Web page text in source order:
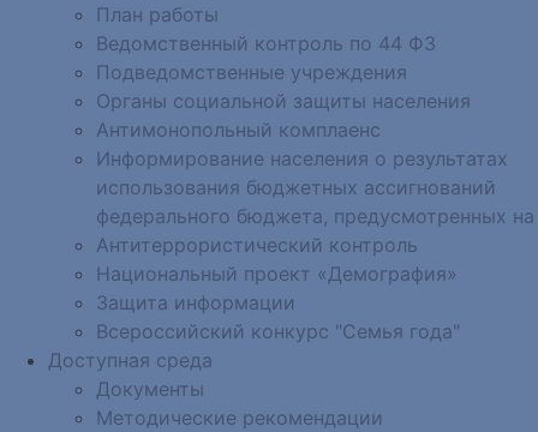
План работы
Ведомственный контроль по 44 ФЗ
Подведомственные учреждения
Органы социальной защиты населения
Антимонопольный комплаенс
Информирование населения о результатах
использования бюджетных ассигнований
федерального бюджета, предусмотренных на
Антитеррористический контроль
Национальный проект «Демография»
Защита информации
Всероссийский конкурс "Семья года"
Доступная среда
Документы
Методические рекомендации